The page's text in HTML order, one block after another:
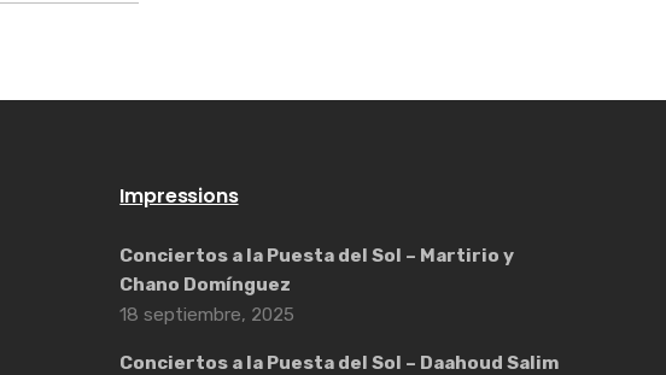
Impressions
Conciertos a la Puesta del Sol – Martirio y
Chano Domínguez
18 septiembre, 2025
Conciertos a la Puesta del Sol – Daahoud Salim